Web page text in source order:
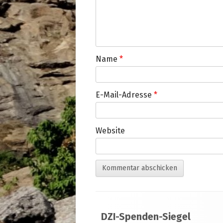
Name *
E-Mail-Adresse *
Website
Inhalt
DZI-Spenden-Siegel